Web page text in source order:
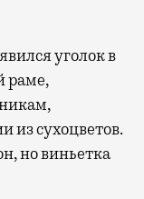
уголок в
раме,
из сухоцветов.
но виньетка